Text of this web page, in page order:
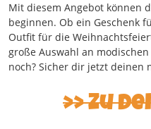
Mit diesem Angebot können
beginnen. Ob ein Geschenk
Outfit für die
große Auswahl an
noch? Sicher dir jetzt deinen
Zu